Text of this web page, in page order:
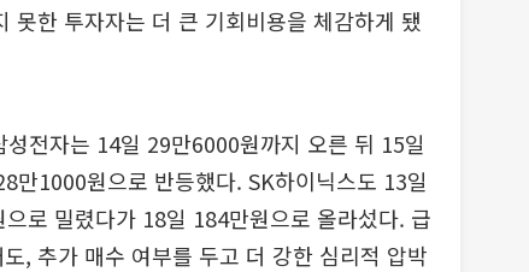
못한 투자자는 더 큰 기회비용을 체감하게 됐
전자는 14일 29만6000원까지 오른 뒤 15일
1000원으로 반등했다. SK하이닉스도 13일
로 밀렸다가 18일 184만원으로 올라섰다. 급
, 추가 매수 여부를 두고 더 강한 심리적 압박